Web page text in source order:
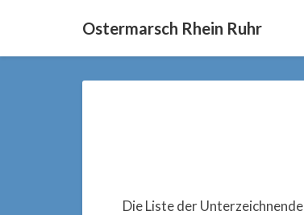
Ostermarsch Rhein Ruhr
Die Liste der